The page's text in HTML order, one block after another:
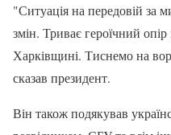
"Ситуація на передовій за
змін. Триває героїчний
Харківщині. Тиснемо на
сказав президент.
Він також подякував